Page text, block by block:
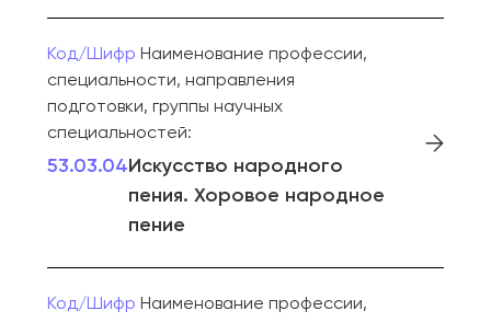
Код/Шифр Наименование профессии,
специальности, направления
подготовки, группы научных
специальностей:
53.03.04Искусство народного
пения. Хоровое народное
пение
Код/Шифр Наименование профессии,